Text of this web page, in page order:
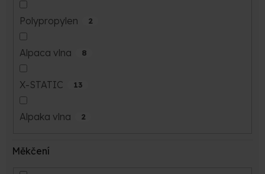
Polypropylen 2
Alpaca vlna 8
X-STATIC 13
Alpaka vlna 2
Měkčení